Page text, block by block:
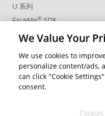
U 系列
FaceMe®SDK
社群資源
會員專區
We Value Your
We use cookies to
personalize content/ads,
can click "Cookie
consent.